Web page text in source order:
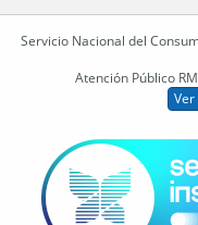
Servicio Nacional del
Atención Público